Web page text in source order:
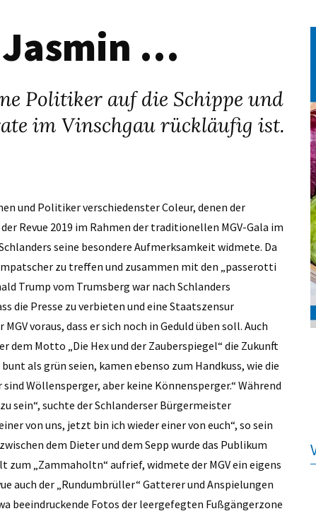
…
Politiker auf die Schippe und
im Vinschgau rückläufig ist.
und Politiker verschiedenster Coleur, denen der
Revue 2019 im Rahmen der traditionellen MGV-Gala im
seine besondere Aufmerksamkeit widmete. Da
zu treffen und zusammen mit den „passerotti
Trump vom Trumsberg war nach Schlanders
die Presse zu verbieten und eine Staatszensur
voraus, dass er sich noch in Geduld üben soll. Auch
Motto „Die Hex und der Zauberspiegel“ die Zukunft
als grün seien, kamen ebenso zum Handkuss, wie die
Wöllensperger, aber keine Könnensperger.“ Während
sein“, suchte der Schlanderser Bürgermeister
von uns, jetzt bin ich wieder einer von euch“, so sein
dem Dieter und dem Sepp wurde das Publikum
zum „Zammaholtn“ aufrief, widmete der MGV ein eigens
auch der „Rundumbrüller“ Gatterer und Anspielungen
beeindruckende Fotos der leergefegten Fußgängerzone